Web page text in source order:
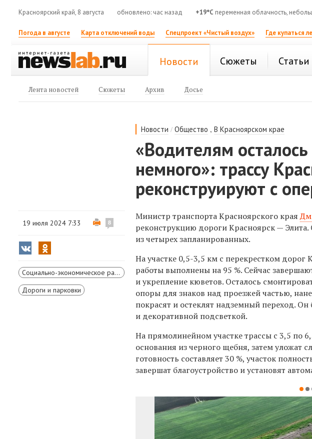
Красноярский край, 8 августа обновлено: час назад +19°C переменная облачность,
Погода в августе Карта отключений воды Спецпроект «Чистый воздух» Где купаться
Новости Сюжеты Статьи
Лента новостей Сюжеты Архив Досье
Новости /Общество ,В Красноярском крае
«Водителям
немного»: трассу
реконструируют с
19 июля 2024 7:33 8
Социально-экономическое развитие Красноярского края
Дороги и парковки
Министр транспорта Красноярского края
реконструкцию дороги Красноярск —
из четырех запланированных.
На участке 0,5-3,5 км с перекрестком
работы выполнены на 95 %. Сейчас
и укрепление кюветов. Осталось
опоры для знаков над проезжей частью,
покрасят и остеклят надземный переход.
и декоративной подсветкой.
На прямолинейном участке трассы с 3,5 по
основания из черного щебня, затем уложат
готовность составляет 30 %, участок
завершат благоустройство и установят